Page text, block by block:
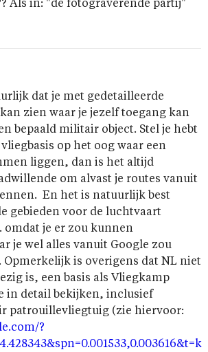
Als in: "de fotograverende partij"
dat je met gedetailleerde
zien waar je jezelf toegang kan
bepaald militair object. Stel je hebt
op het oog waar een
liggen, dan is het altijd
om alvast je routes vanuit
En het is natuurlijk best
gebieden voor de luchtvaart
omdat je er zou kunnen
je wel alles vanuit Google zou
is overigens dat NL niet
is, een basis als Vliegkamp
in detail bekijken, inclusief
patrouillevliegtuig (zie hiervoor:
?